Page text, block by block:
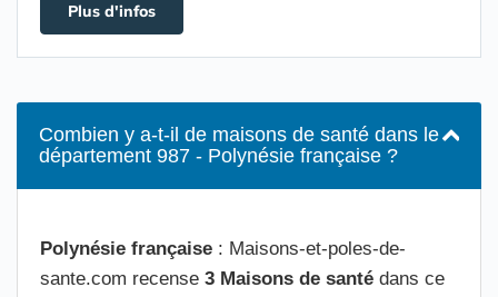
Plus d'infos
Combien y a-t-il de maisons de santé dans le
département 987 - Polynésie française ?
Polynésie française : Maisons-et-poles-de-
sante.com recense 3 Maisons de santé dans ce